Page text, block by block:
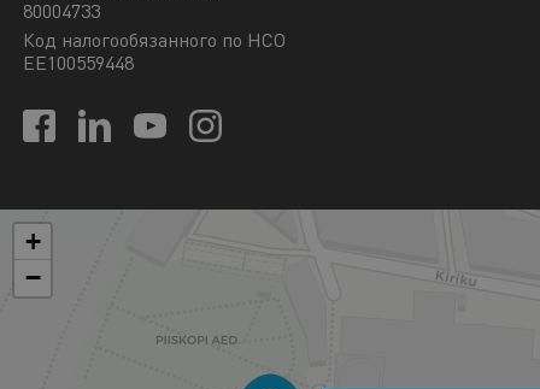
80004733
Код налогообязанного по НСО
EE100559448
+
−